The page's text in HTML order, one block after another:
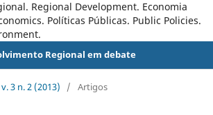
Regional Development. Economia
Políticas Públicas. Public Policies.
Regional em debate
v. 3 n. 2 (2013) / Artigos